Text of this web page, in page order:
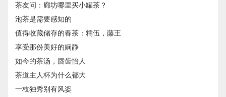
茶友问：廊坊哪里买小罐茶？
泡茶是需要感知的
值得收藏储存的春茶：糯伍，藤王
享受那份美好的娴静
如今的茶汤，唇齿怡人
茶道主人杯为什么都大
一枝独秀别有风姿